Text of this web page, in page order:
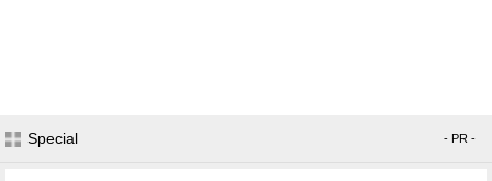
Special - PR -